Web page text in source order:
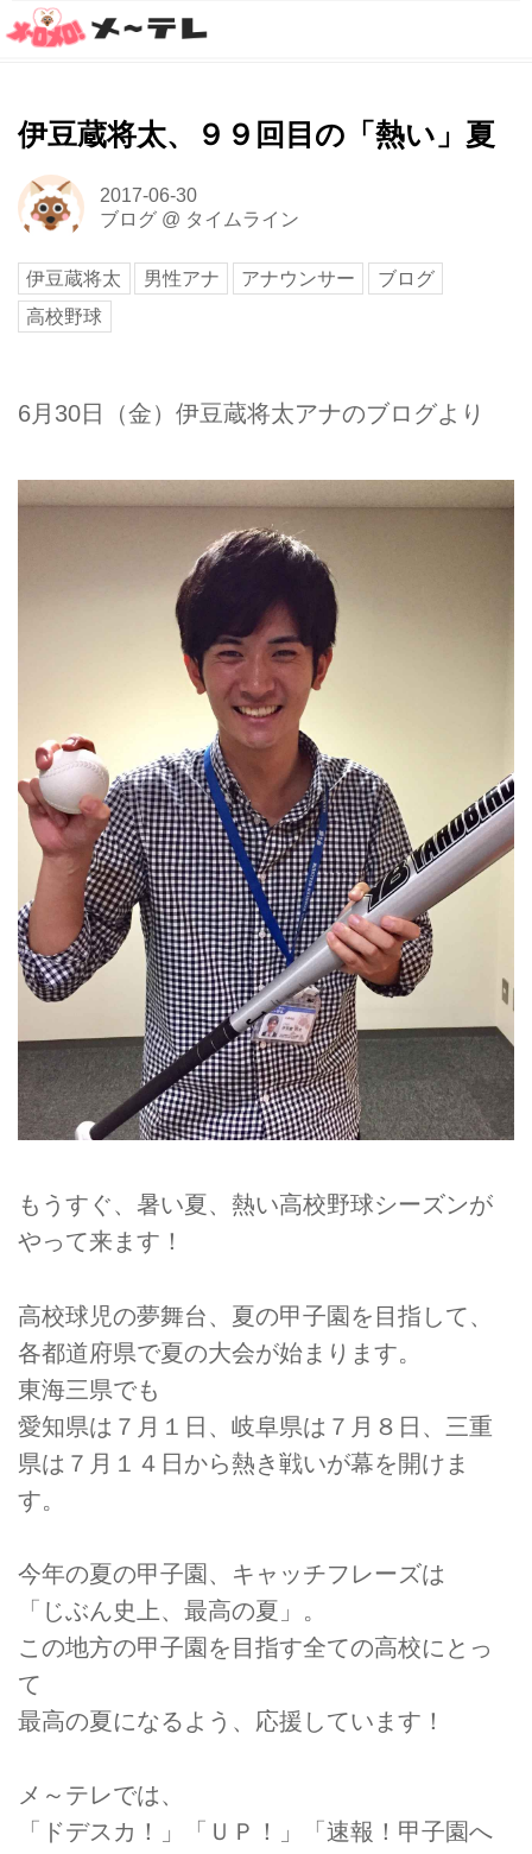
伊豆蔵将太、９９回目の「熱い」夏
2017-06-30
ブログ@ タイムライン
伊豆蔵将太 男性アナ アナウンサー
ブログ
高校野球
6月30日（金）伊豆蔵将太アナのブログより
もうすぐ、暑い夏、熱い高校野球シーズンが
やって来ます！
高校球児の夢舞台、夏の甲子園を目指して、
各都道府県で夏の大会が始まります。
東海三県でも
愛知県は７月１日、岐阜県は７月８日、三重
県は７月１４日から熱き戦いが幕を開けま
す。
今年の夏の甲子園、キャッチフレーズは
「じぶん史上、最高の夏」。
この地方の甲子園を目指す全ての高校にとっ
て
最高の夏になるよう、応援しています！
メ～テレでは、
「ドデスカ！」「ＵＰ！」「速報！甲子園へ